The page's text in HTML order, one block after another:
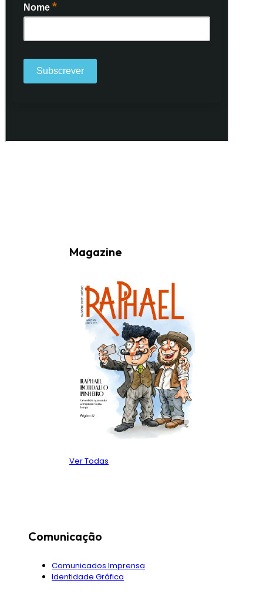
Magazine
Ver Todas
Comunicação
Comunicados Imprensa
Identidade Gráfica